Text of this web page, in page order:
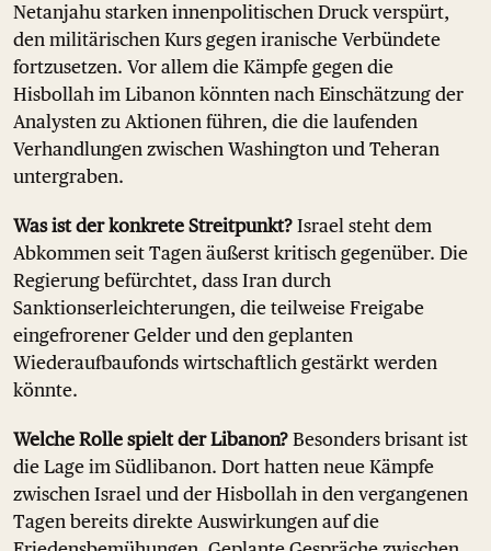
Netanjahu starken innenpolitischen Druck verspürt,
den militärischen Kurs gegen iranische Verbündete
fortzusetzen. Vor allem die Kämpfe gegen die
Hisbollah im Libanon könnten nach Einschätzung der
Analysten zu Aktionen führen, die die laufenden
Verhandlungen zwischen Washington und Teheran
untergraben.
Was ist der konkrete Streitpunkt? Israel steht dem
Abkommen seit Tagen äußerst kritisch gegenüber. Die
Regierung befürchtet, dass Iran durch
Sanktionserleichterungen, die teilweise Freigabe
eingefrorener Gelder und den geplanten
Wiederaufbaufonds wirtschaftlich gestärkt werden
könnte.
Welche Rolle spielt der Libanon? Besonders brisant ist
die Lage im Südlibanon. Dort hatten neue Kämpfe
zwischen Israel und der Hisbollah in den vergangenen
Tagen bereits direkte Auswirkungen auf die